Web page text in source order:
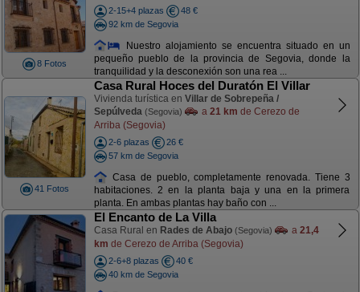
8 Fotos
2-15+4 plazas
48 €
92 km de Segovia
Nuestro alojamiento se encuentra situado en un
pequeño pueblo de la provincia de Segovia, donde la
tranquilidad y la desconexión son una rea ...
41 Fotos
Casa Rural Hoces del Duratón El Villar
Vivienda turística en Villar de Sobrepeña /
Sepúlveda (Segovia) a 21 km de Cerezo de
Arriba (Segovia)
2-6 plazas
26 €
57 km de Segovia
Casa de pueblo, completamente renovada. Tiene 3
habitaciones. 2 en la planta baja y una en la primera
planta. En ambas plantas hay baño con ...
El Encanto de La Villa
Casa Rural en Rades de Abajo (Segovia) a 21,4
km de Cerezo de Arriba (Segovia)
2-6+8 plazas
40 €
40 km de Segovia